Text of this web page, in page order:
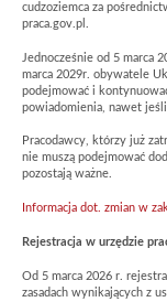
cudzoziemca za
praca.gov.pl.
Jednocześnie od 5 marca
marca 2029r. obywatele
podejmować i
powiadomienia, nawet jeśli
Pracodawcy, którzy już
nie muszą podejmować
pozostają ważne.
Informacja dot. zmian w
Rejestracja w urzędzie
Od 5 marca 2026 r.
zasadach wynikających z